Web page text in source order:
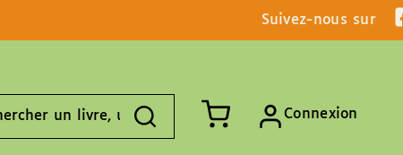
Suivez-nous sur
Connexion